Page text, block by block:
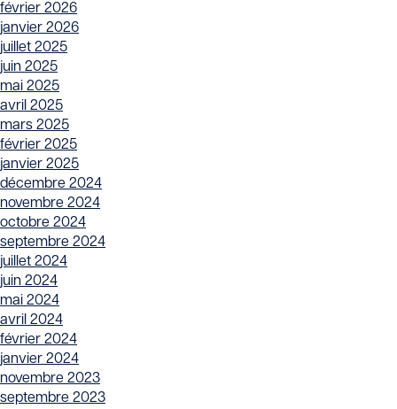
février 2026
janvier 2026
juillet 2025
juin 2025
mai 2025
avril 2025
mars 2025
février 2025
janvier 2025
décembre 2024
novembre 2024
octobre 2024
septembre 2024
juillet 2024
juin 2024
mai 2024
avril 2024
février 2024
janvier 2024
novembre 2023
septembre 2023